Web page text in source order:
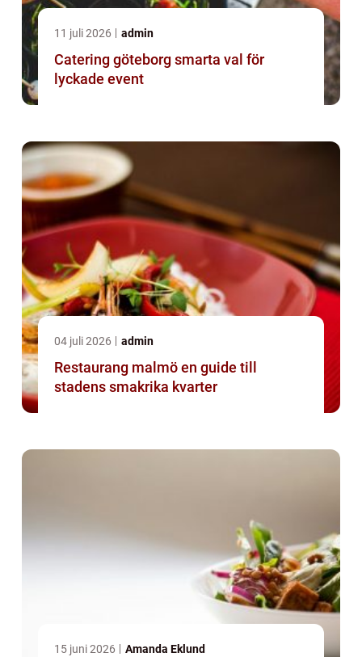
11 juli 2026 admin
Catering göteborg smarta val för
lyckade event
04 juli 2026 admin
Restaurang malmö en guide till
stadens smakrika kvarter
15 juni 2026 Amanda Eklund